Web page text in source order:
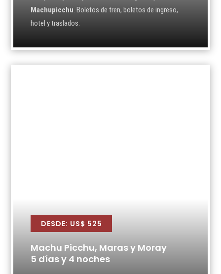
Machupicchu . Boletos de tren, boletos de ingreso,
hotel y traslados.
DESDE: US$ 525
Machu Picchu, Maras y Moray
5 días y 4 noches